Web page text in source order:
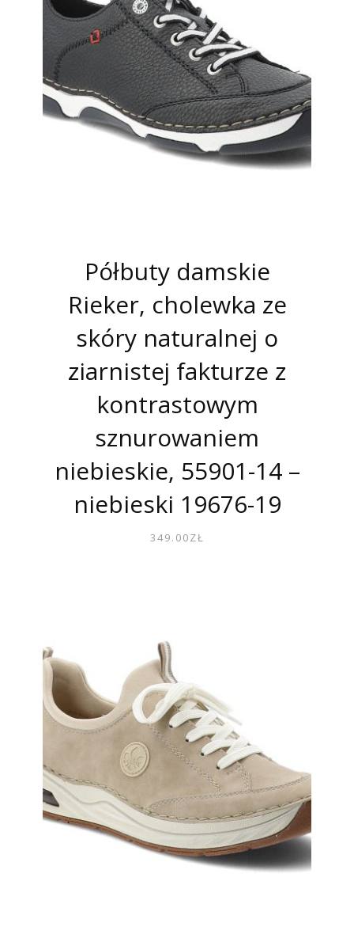
Półbuty damskie
Rieker, cholewka ze
skóry naturalnej o
ziarnistej fakturze z
kontrastowym
sznurowaniem
niebieskie, 55901-14 –
niebieski 19676-19
349.00ZŁ